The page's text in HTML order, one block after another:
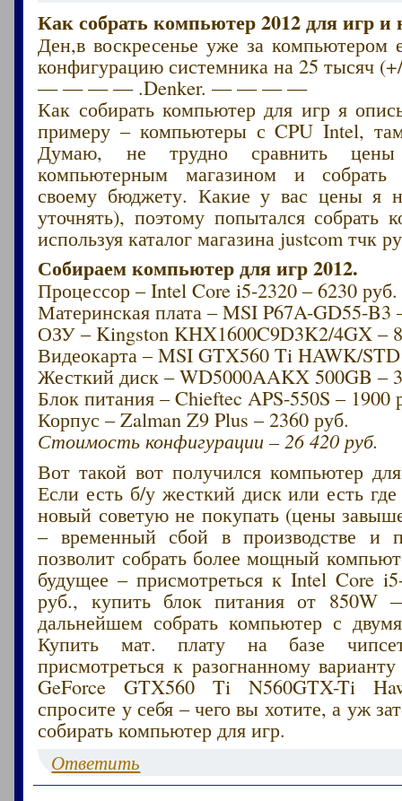
Как собрать компьютер 2012 для игр и
Ден,в воскресенье уже за компьютером
конфигурацию системника на 25 тысяч
— — — — .Denker. — — — —
Как собирать компьютер для игр я
примеру – компьютеры с CPU Intel,
Думаю, не трудно сравнить
компьютерным магазином и
своему бюджету. Какие у вас цены я
уточнять), поэтому попытался собрать
используя каталог магазина justcom тчк
Собираем компьютер для игр 2012.
Процессор – Intel Core i5-2320 – 6230 руб.
Материнская плата – MSI P67A-GD55-B3
ОЗУ – Kingston KHX1600C9D3K2/4GX –
Видеокарта – MSI GTX560 Ti HAWK/
Жесткий диск – WD5000AAKX 500GB –
Блок питания – Chieftec APS-550S – 1900
Корпус – Zalman Z9 Plus – 2360 руб.
Стоимость конфигурации – 26 420 руб.
Вот такой вот получился компьютер
Если есть б/у жесткий диск или есть где
новый советую не покупать (цены
– временный сбой в производстве и
позволит собрать более мощный
будущее – присмотреться к Intel Core
руб., купить блок питания от
дальнейшем собрать компьютер с
Купить мат. плату на базе
присмотреться к разогнанному
GeForce GTX560 Ti N560GTX-Ti
спросите у себя – чего вы хотите, а уж
собирать компьютер для игр.
Ответить